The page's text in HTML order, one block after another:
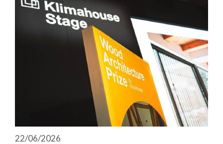
22/06/2026